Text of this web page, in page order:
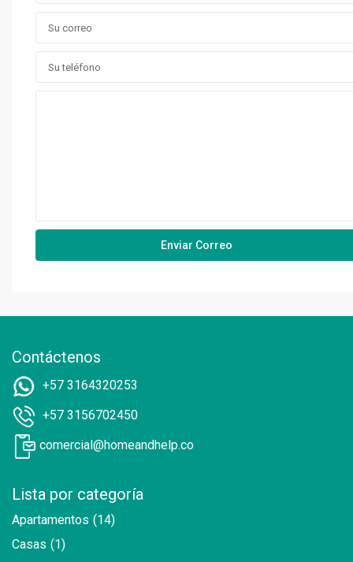
Contáctenos
+57 3164320253
+57 3156702450
comercial@homeandhelp.co
Lista por categoría
Apartamentos (14)
Casas (1)